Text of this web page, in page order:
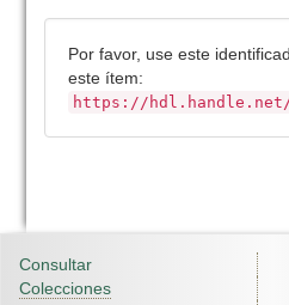
Por favor, use este
este ítem:
https://hdl.handle.net/
Consultar
Colecciones